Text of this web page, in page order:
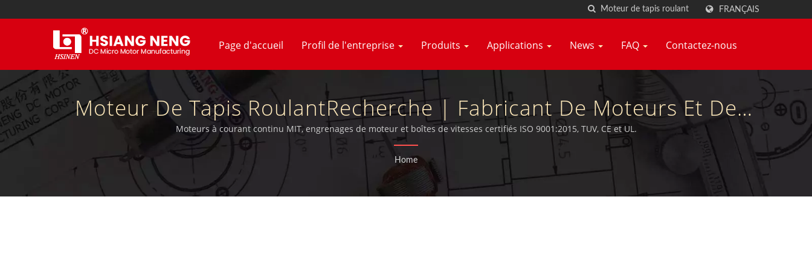
FRANÇAIS
Page d'accueil Profil de l'entreprise Produits Applications News FAQ Contactez-nous
Moteur De Tapis RoulantRecherche | Fabricant De Moteurs Et De
Boîtes De Vitesses À Couple Élevé | Hsiang Neng
Moteurs à courant continu MIT, engrenages de moteur et boîtes de vitesses certifiés ISO 9001:2015, TUV, CE et UL.
Home